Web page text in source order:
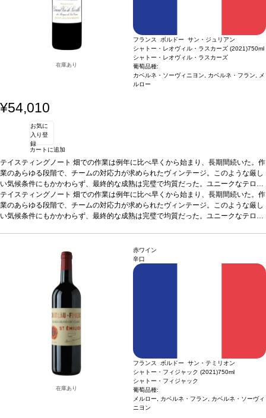
在庫あり
フランス ボルドー サン・ジュリアン
シャトー・レオヴィル・ラスカーズ (2021)750ml
シャトー・レオヴィル・ラスカーズ
葡萄品種:
カベルネ・ソーヴィニヨン, カベルネ・フラン, メ
ルロー
¥54,010
お気に
入り登
録
カートに追加
テイスティングノート 畑での作業は例年に比べ早くから始まり、長期間続いた。作
業のあらゆる段階で、チームの対応力が求められたヴィンテージ。このような厳し
い気候条件にもかかわらず、最終的な成熟は完璧で均質だった。ユニークなテロワ
ールは深みのある、エレガントで複雑、かつまっすぐなカベルネを、そして滑らか
で空気感のあるメルローを生み出した。気品があり、フレッシュでリッチなグラ
ン・ヴァンは、美しいアロマの複雑さを持ち、極めてエレガント。葡萄品種80%
テイスティングノート 畑での作業は例年に比べ早くから始まり、長期間続いた。作
業のあらゆる段階で、チームの対応力が求められたヴィンテージ。このような厳し
い気候条件にもかかわらず、最終的な成熟は完璧で均質だった。ユニークなテロワ
ン・ヴァンは、美しいアロマの複雑さを持ち、極めてエレガント。
カベルネ・ソーヴィニヨン、15% カベルネ・フラン、5% メルロー
在庫あり
赤ワイン
辛口
フランス ボルドー サン・テミリオン
シャトー・フィジャック (2021)750ml
シャトー・フィジャック
葡萄品種:
メルロー, カベルネ・フラン, カベルネ・ソーヴィ
ニヨン